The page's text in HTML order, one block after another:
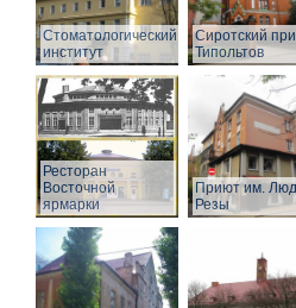
Стоматологический
институт
Сиротский
Типольтов
Ресторан
Восточной
ярмарки
Приют им.
Резы